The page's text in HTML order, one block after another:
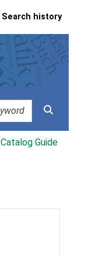
Search history
Catalog Guide